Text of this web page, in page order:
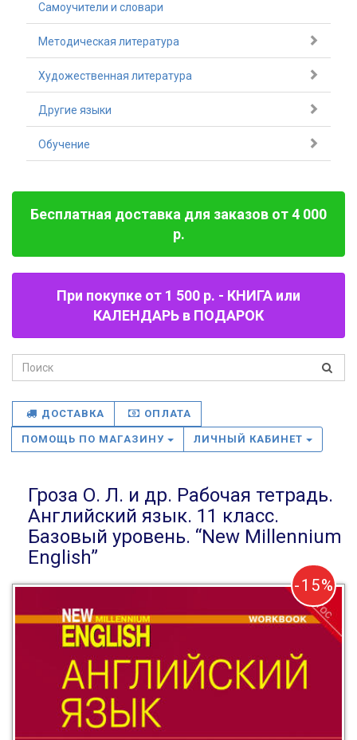
Самоучители и словари
Методическая литература
Художественная литература
Другие языки
Обучение
Бесплатная доставка для заказов от 4 000
р.
При покупке от 1 500 р. - КНИГА или
КАЛЕНДАРЬ в ПОДАРОК
ДОСТАВКА ОПЛАТА
ПОМОЩЬ ПО МАГАЗИНУ ЛИЧНЫЙ КАБИНЕТ
Гроза О. Л. и др. Рабочая тетрадь.
Английский язык. 11 класс.
Базовый уровень. “New Millennium
English”
-15%